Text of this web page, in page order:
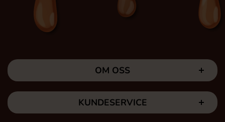
OM OSS
KUNDESERVICE